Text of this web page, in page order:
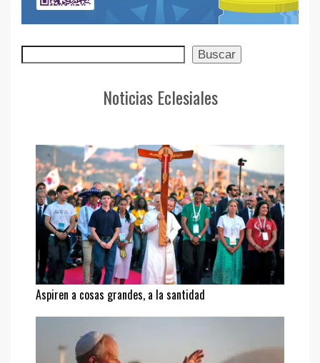
Buscar Buscar
Noticias Eclesiales
Aspiren a cosas grandes, a la santidad